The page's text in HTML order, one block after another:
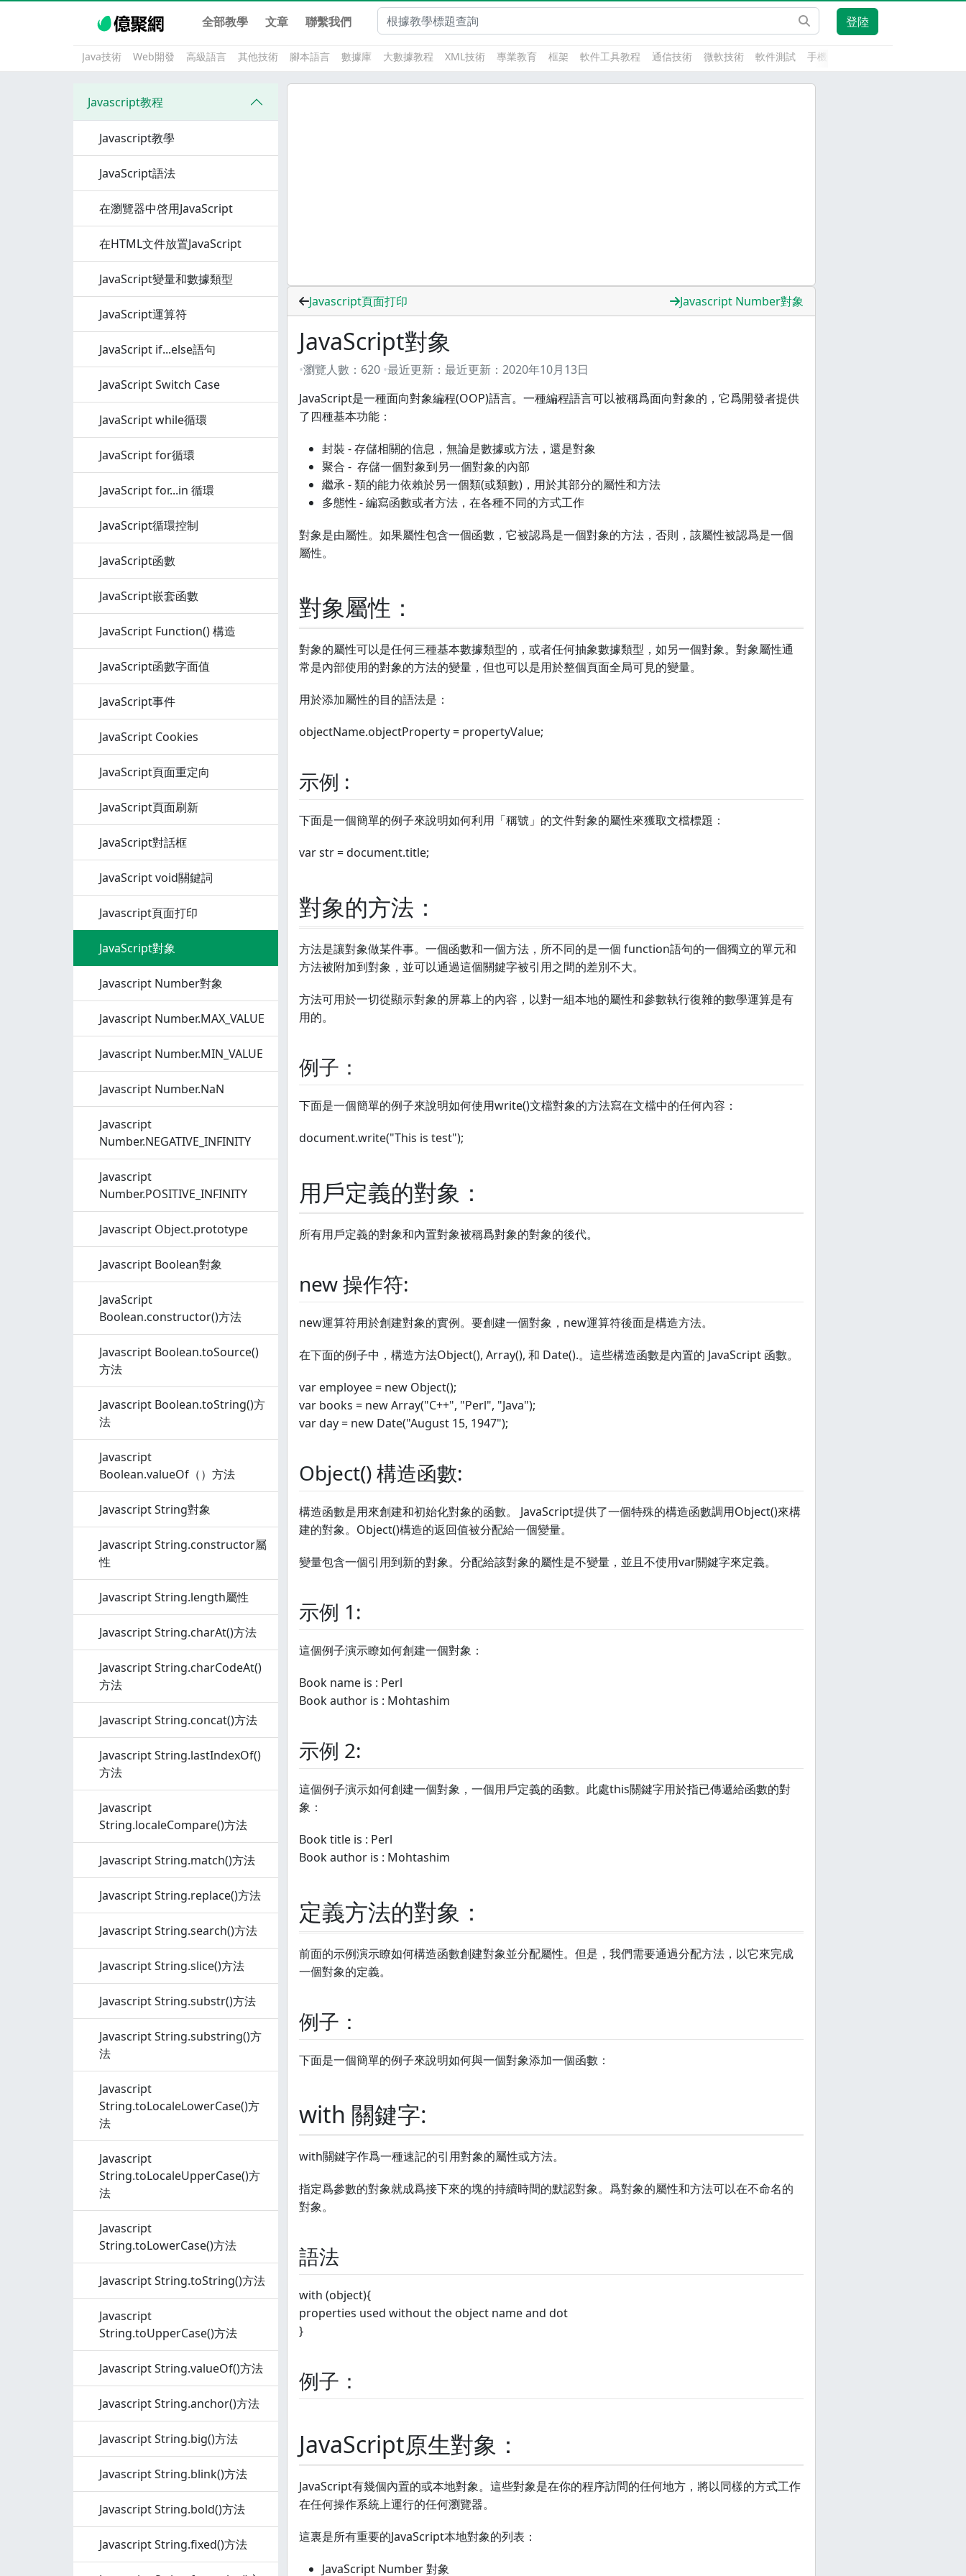
全部教學 文章 聯繫我們 登陸
Java技術 Web開發 高級語言 其他技術 腳本語言 數據庫 大數據教程 XML技術 專業教育 框架 軟件工具教程 通信技術 微軟技術 軟件測試 手機開發
Javascript教程
Javascript教學
JavaScript語法
在瀏覽器中啓用JavaScript
在HTML文件放置JavaScript
JavaScript變量和數據類型
JavaScript運算符
JavaScript if...else語句
JavaScript Switch Case
JavaScript while循環
JavaScript for循環
JavaScript for...in 循環
JavaScript循環控制
JavaScript函數
JavaScript嵌套函數
JavaScript Function() 構造
JavaScript函數字面值
JavaScript事件
JavaScript Cookies
JavaScript頁面重定向
JavaScript頁面刷新
JavaScript對話框
JavaScript void關鍵詞
Javascript頁面打印
JavaScript對象
Javascript Number對象
Javascript Number.MAX_VALUE
Javascript Number.MIN_VALUE
Javascript Number.NaN
Javascript
Number.NEGATIVE_INFINITY
Javascript
Number.POSITIVE_INFINITY
Javascript Object.prototype
Javascript Boolean對象
JavaScript
Boolean.constructor()方法
Javascript Boolean.toSource()
方法
Javascript Boolean.toString()方
法
Javascript
Boolean.valueOf（）方法
Javascript String對象
Javascript String.constructor屬
性
Javascript String.length屬性
Javascript String.charAt()方法
Javascript String.charCodeAt()
方法
Javascript String.concat()方法
Javascript String.lastIndexOf()
方法
Javascript
String.localeCompare()方法
Javascript String.match()方法
Javascript String.replace()方法
Javascript String.search()方法
Javascript String.slice()方法
Javascript String.substr()方法
Javascript String.substring()方
法
Javascript
String.toLocaleLowerCase()方
法
Javascript
String.toLocaleUpperCase()方
法
Javascript
String.toLowerCase()方法
Javascript String.toString()方法
Javascript
String.toUpperCase()方法
Javascript String.valueOf()方法
Javascript String.anchor()方法
Javascript String.big()方法
Javascript String.blink()方法
Javascript String.bold()方法
Javascript String.fixed()方法
Javascript頁面打印 Javascript Number對象
JavaScript對象
瀏覽人數： 620 最近更新： 最近更新： 2020年10月13日
JavaScript是一種面向對象編程(OOP)語言。一種編程語言可以被稱爲面向對象的，它爲開發者提供
了四種基本功能：
封裝 - 存儲相關的信息，無論是數據或方法，還是對象
聚合 - 存儲一個對象到另一個對象的內部
繼承 - 類的能力依賴於另一個類(或類數)，用於其部分的屬性和方法
多態性 - 編寫函數或者方法，在各種不同的方式工作
對象是由屬性。如果屬性包含一個函數，它被認爲是一個對象的方法，否則，該屬性被認爲是一個
屬性。
對象屬性：
對象的屬性可以是任何三種基本數據類型的，或者任何抽象數據類型，如另一個對象。對象屬性通
常是內部使用的對象的方法的變量，但也可以是用於整個頁面全局可見的變量。
用於添加屬性的目的語法是：
objectName.objectProperty = propertyValue;
示例 :
下面是一個簡單的例子來說明如何利用「稱號」的文件對象的屬性來獲取文檔標題：
var str = document.title;
對象的方法：
方法是讓對象做某件事。一個函數和一個方法，所不同的是一個 function語句的一個獨立的單元和
方法被附加到對象，並可以通過這個關鍵字被引用之間的差別不大。
方法可用於一切從顯示對象的屏幕上的內容，以對一組本地的屬性和參數執行復雜的數學運算是有
用的。
例子：
下面是一個簡單的例子來說明如何使用write()文檔對象的方法寫在文檔中的任何內容：
document.write("This is test");
用戶定義的對象：
所有用戶定義的對象和內置對象被稱爲對象的對象的後代。
new 操作符:
new運算符用於創建對象的實例。要創建一個對象，new運算符後面是構造方法。
在下面的例子中，構造方法Object(), Array(), 和 Date().。這些構造函數是內置的 JavaScript 函數。
var employee = new Object();
var books = new Array("C++", "Perl", "Java");
var day = new Date("August 15, 1947");
Object() 構造函數:
構造函數是用來創建和初始化對象的函數。 JavaScript提供了一個特殊的構造函數調用Object()來構
建的對象。Object()構造的返回值被分配給一個變量。
變量包含一個引用到新的對象。分配給該對象的屬性是不變量，並且不使用var關鍵字來定義。
示例 1:
這個例子演示瞭如何創建一個對象：
Book name is : Perl
Book author is : Mohtashim
示例 2:
這個例子演示如何創建一個對象，一個用戶定義的函數。此處this關鍵字用於指已傳遞給函數的對
象：
Book title is : Perl
Book author is : Mohtashim
定義方法的對象：
前面的示例演示瞭如何構造函數創建對象並分配屬性。但是，我們需要通過分配方法，以它來完成
一個對象的定義。
例子：
下面是一個簡單的例子來說明如何與一個對象添加一個函數：
with 關鍵字:
with關鍵字作爲一種速記的引用對象的屬性或方法。
指定爲參數的對象就成爲接下來的塊的持續時間的默認對象。爲對象的屬性和方法可以在不命名的
對象。
語法
with (object){
properties used without the object name and dot
}
例子：
JavaScript原生對象：
JavaScript有幾個內置的或本地對象。這些對象是在你的程序訪問的任何地方，將以同樣的方式工作
在任何操作系統上運行的任何瀏覽器。
這裏是所有重要的JavaScript本地對象的列表：
JavaScript Number 對象